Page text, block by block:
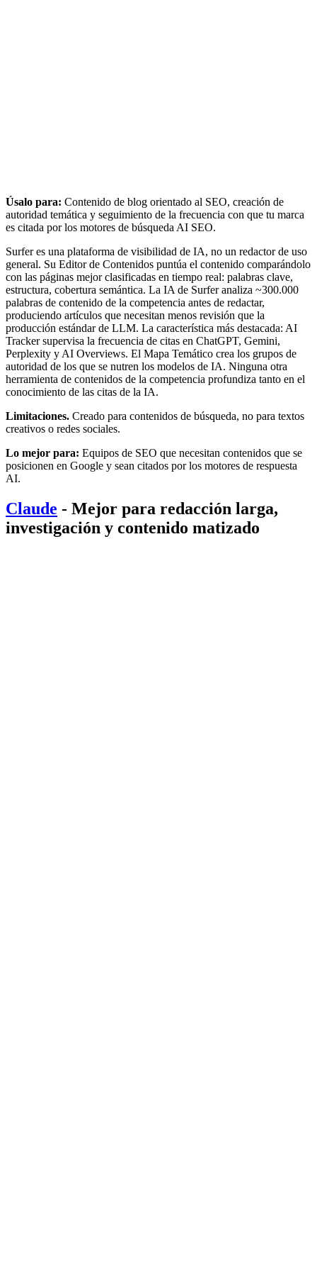
Úsalo para: Contenido de blog orientado al SEO, creación de
autoridad temática y seguimiento de la frecuencia con que tu marca
es citada por los motores de búsqueda AI SEO.
Surfer es una plataforma de visibilidad de IA, no un redactor de uso
general. Su Editor de Contenidos puntúa el contenido comparándolo
con las páginas mejor clasificadas en tiempo real: palabras clave,
estructura, cobertura semántica. La IA de Surfer analiza ~300.000
palabras de contenido de la competencia antes de redactar,
produciendo artículos que necesitan menos revisión que la
producción estándar de LLM. La característica más destacada: AI
Tracker supervisa la frecuencia de citas en ChatGPT, Gemini,
Perplexity y AI Overviews. El Mapa Temático crea los grupos de
autoridad de los que se nutren los modelos de IA. Ninguna otra
herramienta de contenidos de la competencia profundiza tanto en el
conocimiento de las citas de la IA.
Limitaciones. Creado para contenidos de búsqueda, no para textos
creativos o redes sociales.
Lo mejor para: Equipos de SEO que necesitan contenidos que se
posicionen en Google y sean citados por los motores de respuesta
AI.
Claude - Mejor para redacción larga,
investigación y contenido matizado